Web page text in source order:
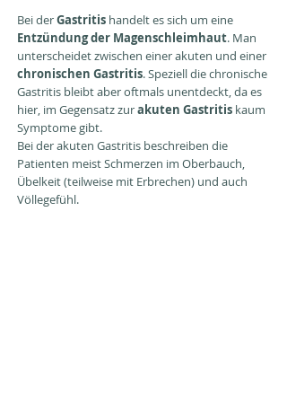
Bei derGastritis handelt es sich um eine
Entzündung der Magenschleimhaut. Man
unterscheidet zwischen einer akuten und einer
chronischen Gastritis. Speziell die chronische
Gastritis bleibt aber oftmals unentdeckt, da es
hier, im Gegensatz zurakuten Gastritis kaum
Symptome gibt.
Bei der akuten Gastritis beschreiben die
Patienten meist Schmerzen im Oberbauch,
Übelkeit (teilweise mit Erbrechen) und auch
Völlegefühl.